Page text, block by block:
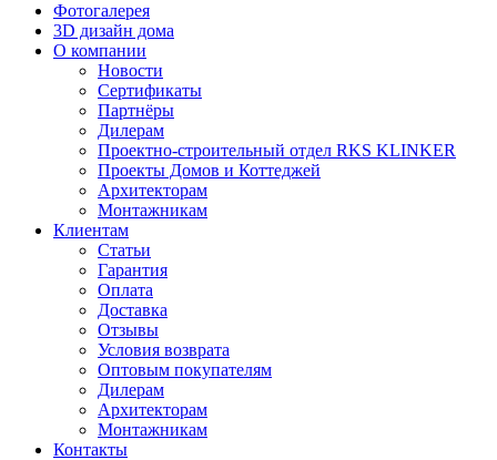
Фотогалерея
3D дизайн дома
О компании
Новости
Сертификаты
Партнёры
Дилерам
Проектно-строительный отдел RKS KLINKER
Проекты Домов и Коттеджей
Архитекторам
Монтажникам
Клиентам
Статьи
Гарантия
Оплата
Доставка
Отзывы
Условия возврата
Оптовым покупателям
Дилерам
Архитекторам
Монтажникам
Контакты